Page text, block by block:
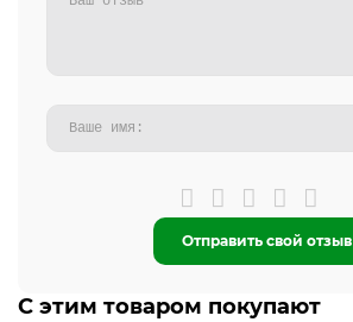
Отправить свой отзыв
С этим товаром покупают